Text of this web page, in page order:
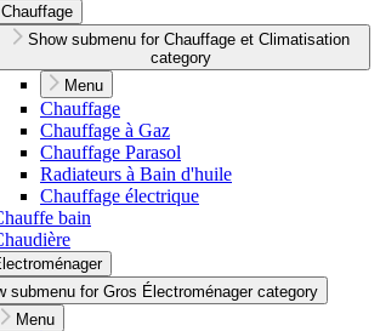
Chauffage
Show submenu for Chauffage et Climatisation
category
Menu
Chauffage
Chauffage à Gaz
Chauffage Parasol
Radiateurs à Bain d'huile
Chauffage électrique
bain
submenu for Gros Électroménager category
Menu